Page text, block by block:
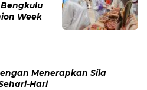
Week
Menerapkan Sila
Hari